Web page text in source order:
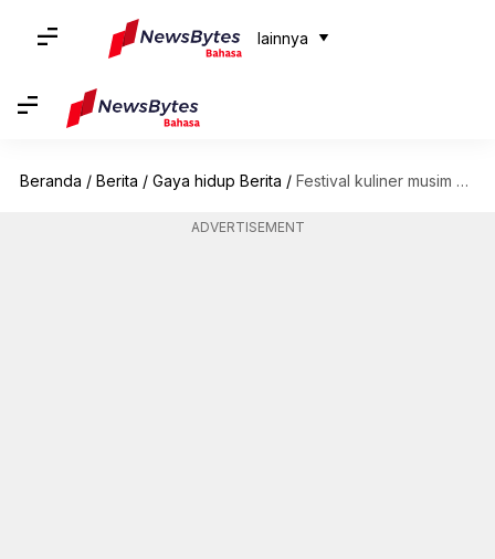
lainnya
Beranda / Berita / Gaya hidup Berita / Festival kuliner musim dingin di Montreal
ADVERTISEMENT